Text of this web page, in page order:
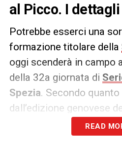
al Picco. I dettagli
Potrebbe esserci una
formazione titolare della
oggi scenderà in campo
della 32a giornata di
Spezia. Secondo
dall’edizione genovese
Leonardo
Leonardo
READ